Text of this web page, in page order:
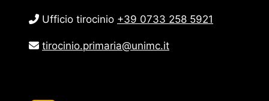
Ufficio tirocinio +39 0733 258 5921
tirocinio.primaria@unimc.it